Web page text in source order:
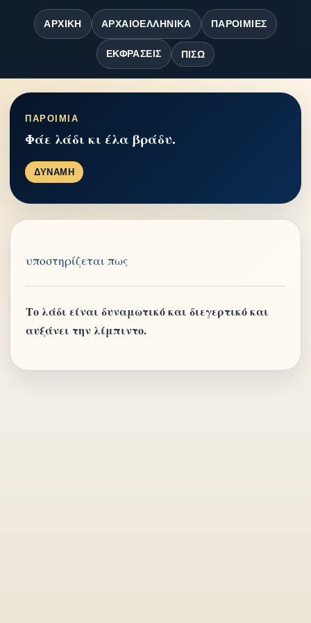
ΑΡΧΙΚΉ ΑΡΧΑΙΟΕΛΛΗΝΙΚΆ ΠΑΡΟΙΜΊΕΣ
ΕΚΦΡΆΣΕΙΣ ΠΊΣΩ
ΠΑΡΟΙΜΙΑ
Φάε λάδι κι έλα βράδυ.
ΔΥΝΑΜΗ
υποστηρίζεται πως
Το λάδι είναι δυναμωτικό και διεγερτικό και
αυξάνει την λίμπιντο.